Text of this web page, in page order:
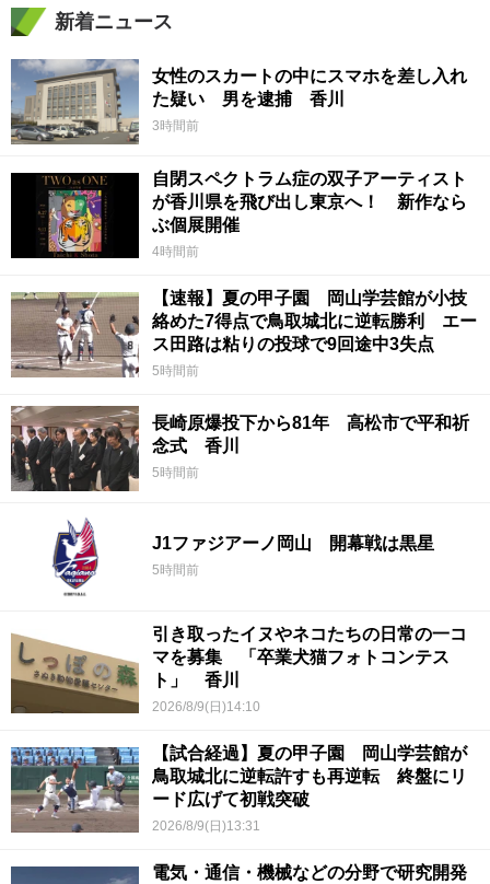
新着ニュース
女性のスカートの中にスマホを差し入れ
た疑い 男を逮捕 香川
3時間前
自閉スペクトラム症の双子アーティスト
が香川県を飛び出し東京へ！ 新作なら
ぶ個展開催
4時間前
【速報】夏の甲子園 岡山学芸館が小技
絡めた7得点で鳥取城北に逆転勝利 エー
ス田路は粘りの投球で9回途中3失点
5時間前
長崎原爆投下から81年 高松市で平和祈
念式 香川
5時間前
J1ファジアーノ岡山 開幕戦は黒星
5時間前
引き取ったイヌやネコたちの日常の一コ
マを募集 「卒業犬猫フォトコンテス
ト」 香川
2026/8/9(日)14:10
【試合経過】夏の甲子園 岡山学芸館が
鳥取城北に逆転許すも再逆転 終盤にリ
ード広げて初戦突破
2026/8/9(日)13:31
電気・通信・機械などの分野で研究開発